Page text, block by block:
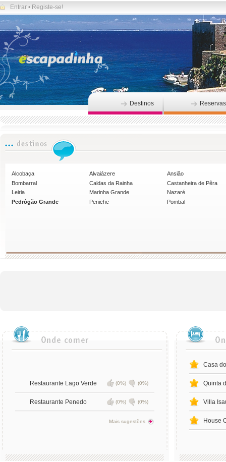
Entrar • Registe-se!
Destinos Reservas
Alcobaça Alvaiázere
Ansião
Bombarral
Caldas da Rainha
Castanheira de Pêra
Leiria
Marinha Grande
Nazaré
Pedrógão Grande
Peniche Pombal
Restaurante Lago Verde (0%) (0%)
Restaurante Penedo (0%) (0%)
Mais sugestões
Casa
Quinta
Villa
House